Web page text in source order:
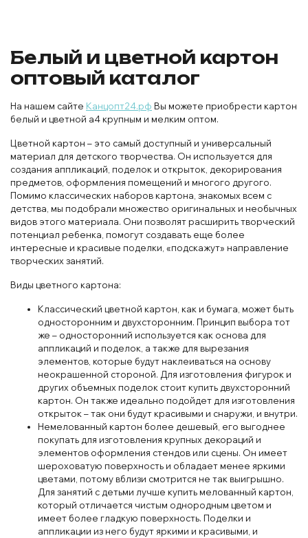
Белый и цветной картон
оптовый каталог
На нашем сайте Канцопт24.рф Вы можете приобрести картон
белый и цветной а4 крупным и мелким оптом.
Цветной картон – это самый доступный и универсальный
материал для детского творчества. Он используется для
создания аппликаций, поделок и открыток, декорирования
предметов, оформления помещений и многого другого.
Помимо классических наборов картона, знакомых всем с
детства, мы подобрали множество оригинальных и необычных
видов этого материала. Они позволят расширить творческий
потенциал ребенка, помогут создавать еще более
интересные и красивые поделки, «подскажут» направление
творческих занятий.
Виды цветного картона:
Классический цветной картон, как и бумага, может быть
односторонним и двухсторонним. Принцип выбора тот
же – односторонний используется как основа для
аппликаций и поделок, а также для вырезания
элементов, которые будут наклеиваться на основу
неокрашенной стороной. Для изготовления фигурок и
других объемных поделок стоит купить двухсторонний
картон. Он также идеально подойдет для изготовления
открыток – так они будут красивыми и снаружи, и внутри.
Немелованный картон более дешевый, его выгоднее
покупать для изготовления крупных декораций и
элементов оформления стендов или сцены. Он имеет
шероховатую поверхность и обладает менее яркими
цветами, потому вблизи смотрится не так выигрышно.
Для занятий с детьми лучше купить мелованный картон,
который отличается чистым однородным цветом и
имеет более гладкую поверхность. Поделки и
аппликации из него будут яркими и красивыми, и